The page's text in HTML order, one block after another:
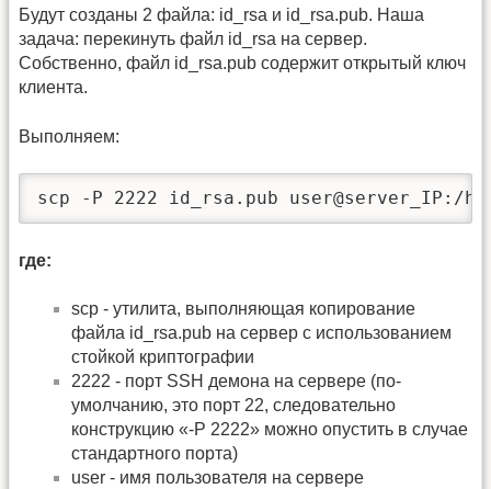
Будут созданы 2 файла: id_rsa и id_rsa.pub. Наша
задача: перекинуть файл id_rsa на сервер.
Собственно, файл id_rsa.pub содержит открытый ключ
клиента.
Выполняем:
scp -P 2222 id_rsa.pub user@server_IP:/
где:
scp - утилита, выполняющая копирование
файла id_rsa.pub на сервер с использованием
стойкой криптографии
2222 - порт SSH демона на сервере (по-
умолчанию, это порт 22, следовательно
конструкцию «-P 2222» можно опустить в случае
стандартного порта)
user - имя пользователя на сервере